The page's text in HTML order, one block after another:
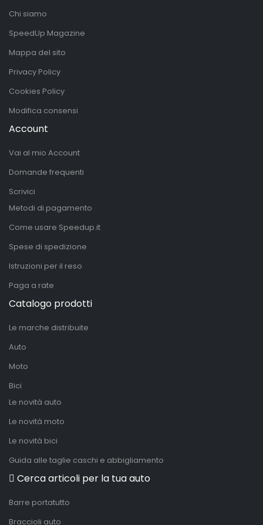
Chi siamo
SpeedUp Magazine
Mappa del sito
Privacy Policy
Cookies Policy
Modifica consensi
Account
Vai al mio Account
Domande frequenti
Scrivici
Metodi di pagamento
Come usare Speedup.it
Spese di spedizione
Istruzioni per il reso
Paga a rate
Catalogo prodotti
Le marche distribuite
Auto
Moto
Bici
Le novità auto
Le novità moto
Le novità bici
Guida alle taglie caschi e abbigliamento
Cerca articoli per la tua auto
Barre portatutto
Braccioli auto